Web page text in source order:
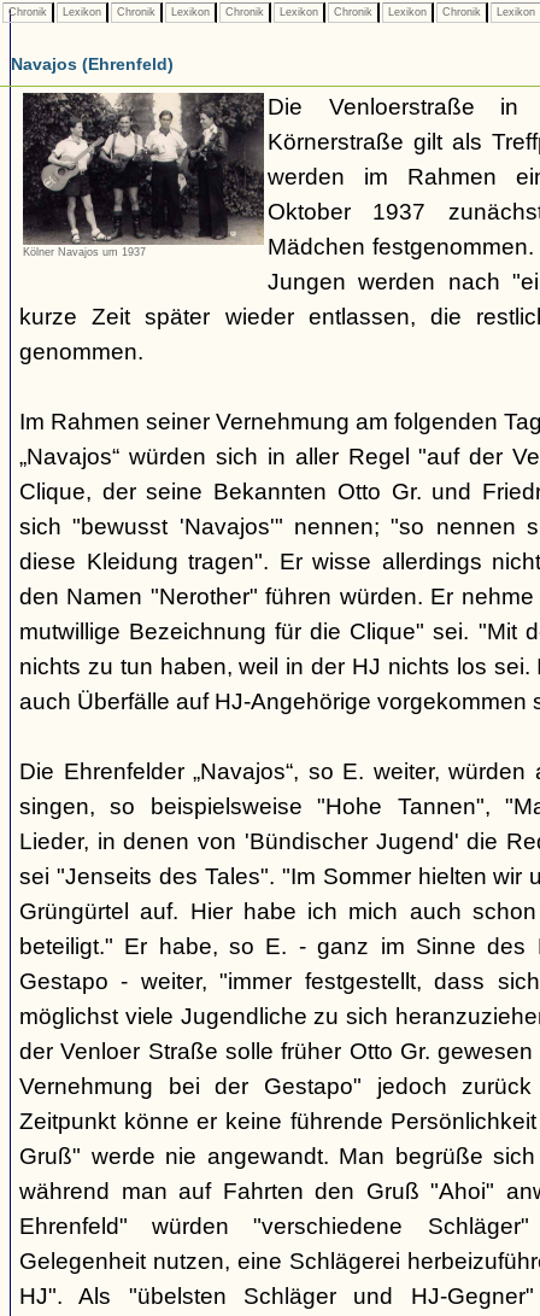
Chronik Lexikon Chronik Lexikon Chronik Lexikon Chronik Lexikon Chronik Lexikon
Navajos (Ehrenfeld)
Kölner Navajos um 1937
Die Venloerstraße
Körnerstraße gilt als
werden im Rahmen
Oktober 1937
Mädchen
Jungen werden nach
kurze Zeit später wieder entlassen, die
genommen.
Im Rahmen seiner Vernehmung am folgenden
„Navajos“ würden sich in aller Regel "auf der
Clique, der seine Bekannten Otto Gr. und
sich "bewusst 'Navajos'" nennen; "so nennen
diese Kleidung tragen". Er wisse allerdings
den Namen "Nerother" führen würden. Er
mutwillige Bezeichnung für die Clique" sei. "Mit
nichts zu tun haben, weil in der HJ nichts los
auch Überfälle auf HJ-Angehörige vorgekommen
Die Ehrenfelder „Navajos“, so E. weiter,
singen, so beispielsweise "Hohe Tannen",
Lieder, in denen von 'Bündischer Jugend' die
sei "Jenseits des Tales". "Im Sommer hielten wir
Grüngürtel auf. Hier habe ich mich auch
beteiligt." Er habe, so E. - ganz im Sinne des
Gestapo - weiter, "immer festgestellt, dass
möglichst viele Jugendliche zu sich
der Venloer Straße solle früher Otto Gr.
Vernehmung bei der Gestapo" jedoch
Zeitpunkt könne er keine führende
Gruß" werde nie angewandt. Man begrüße
während man auf Fahrten den Gruß "Ahoi"
Ehrenfeld" würden "verschiedene
Gelegenheit nutzen, eine Schlägerei
HJ". Als "übelsten Schläger und HJ-